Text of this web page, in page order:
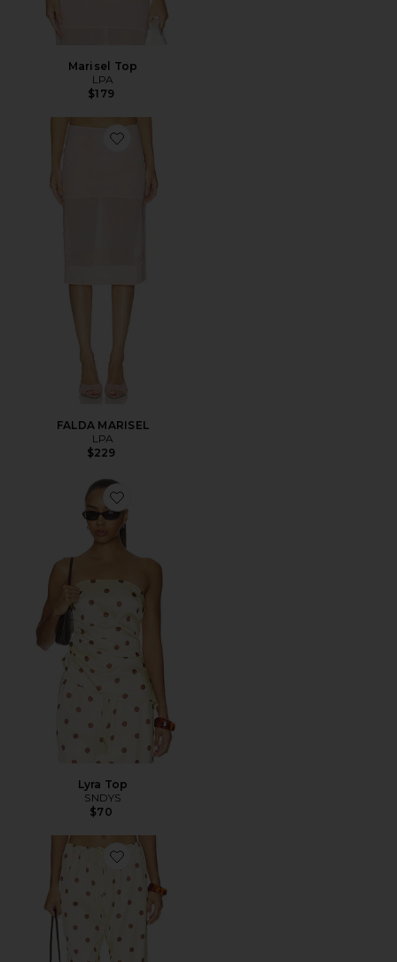
Marisel Top
LPA
$179
Favorite FALDA MARISEL
FALDA MARISEL
LPA
$229
Favorite Lyra Top
Lyra Top
SNDYS
$70
Favorite PANTALÓN LYRA